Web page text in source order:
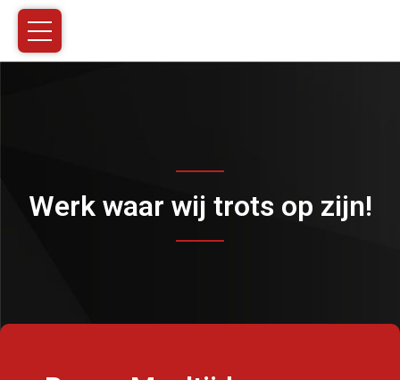
Werk waar wij trots op zijn!